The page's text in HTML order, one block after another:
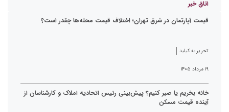
اتاق خبر
قیمت آپارتمان در شرق تهران؛ اختلاف قیمت محله‌ها چقدر است؟
تحریریه کیلید
۱۹ مرداد ۱۴۰۵
خانه بخریم یا صبر کنیم؟ پیش‌بینی رئیس اتحادیه املاک و کارشناسان از
آینده قیمت مسکن